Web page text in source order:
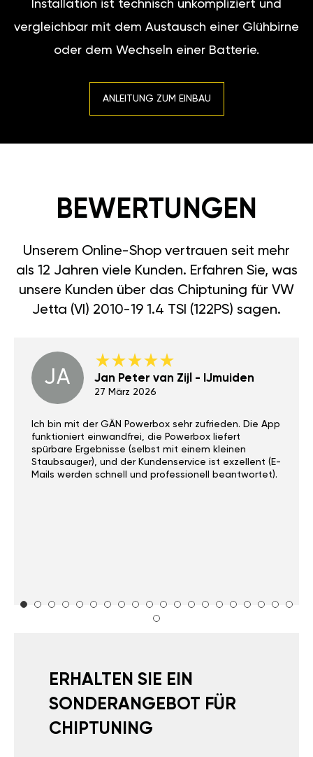
Installation ist technisch unkompliziert und
vergleichbar mit dem Austausch einer Glühbirne
oder dem Wechseln einer Batterie.
ANLEITUNG ZUM EINBAU
BEWERTUNGEN
Unserem Online-Shop vertrauen seit mehr
als 12 Jahren viele Kunden. Erfahren Sie, was
unsere Kunden über das Chiptuning für VW
Jetta (VI) 2010-19 1.4 TSI (122PS) sagen.
JA Jan Peter van Zijl - IJmuiden
27 März 2026
Ich bin mit der GÄN Powerbox sehr zufrieden. Die App
funktioniert einwandfrei, die Powerbox liefert
spürbare Ergebnisse (selbst mit einem kleinen
Staubsauger), und der Kundenservice ist exzellent (E-
Mails werden schnell und professionell beantwortet).
ERHALTEN SIE EIN
SONDERANGEBOT FÜR
CHIPTUNING